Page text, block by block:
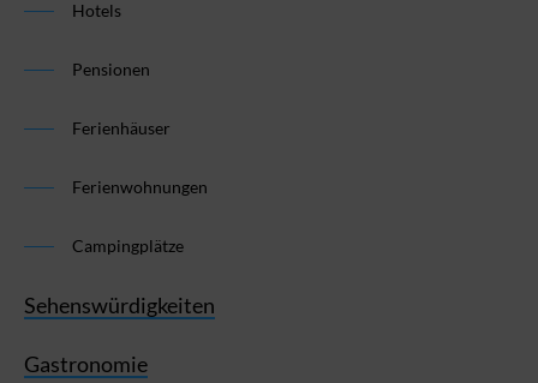
Hotels
Pensionen
Ferienhäuser
Ferienwohnungen
Campingplätze
Sehenswürdigkeiten
Gastronomie